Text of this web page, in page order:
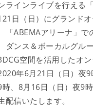
ラインライブを行える
日（日）にグランド
「ABEMAアリーナ」で
ダンス＆ボーカルグル
空間を活用したオ
年6月21日（日）夜
時、8月16日（日）夜9
配信いたします。